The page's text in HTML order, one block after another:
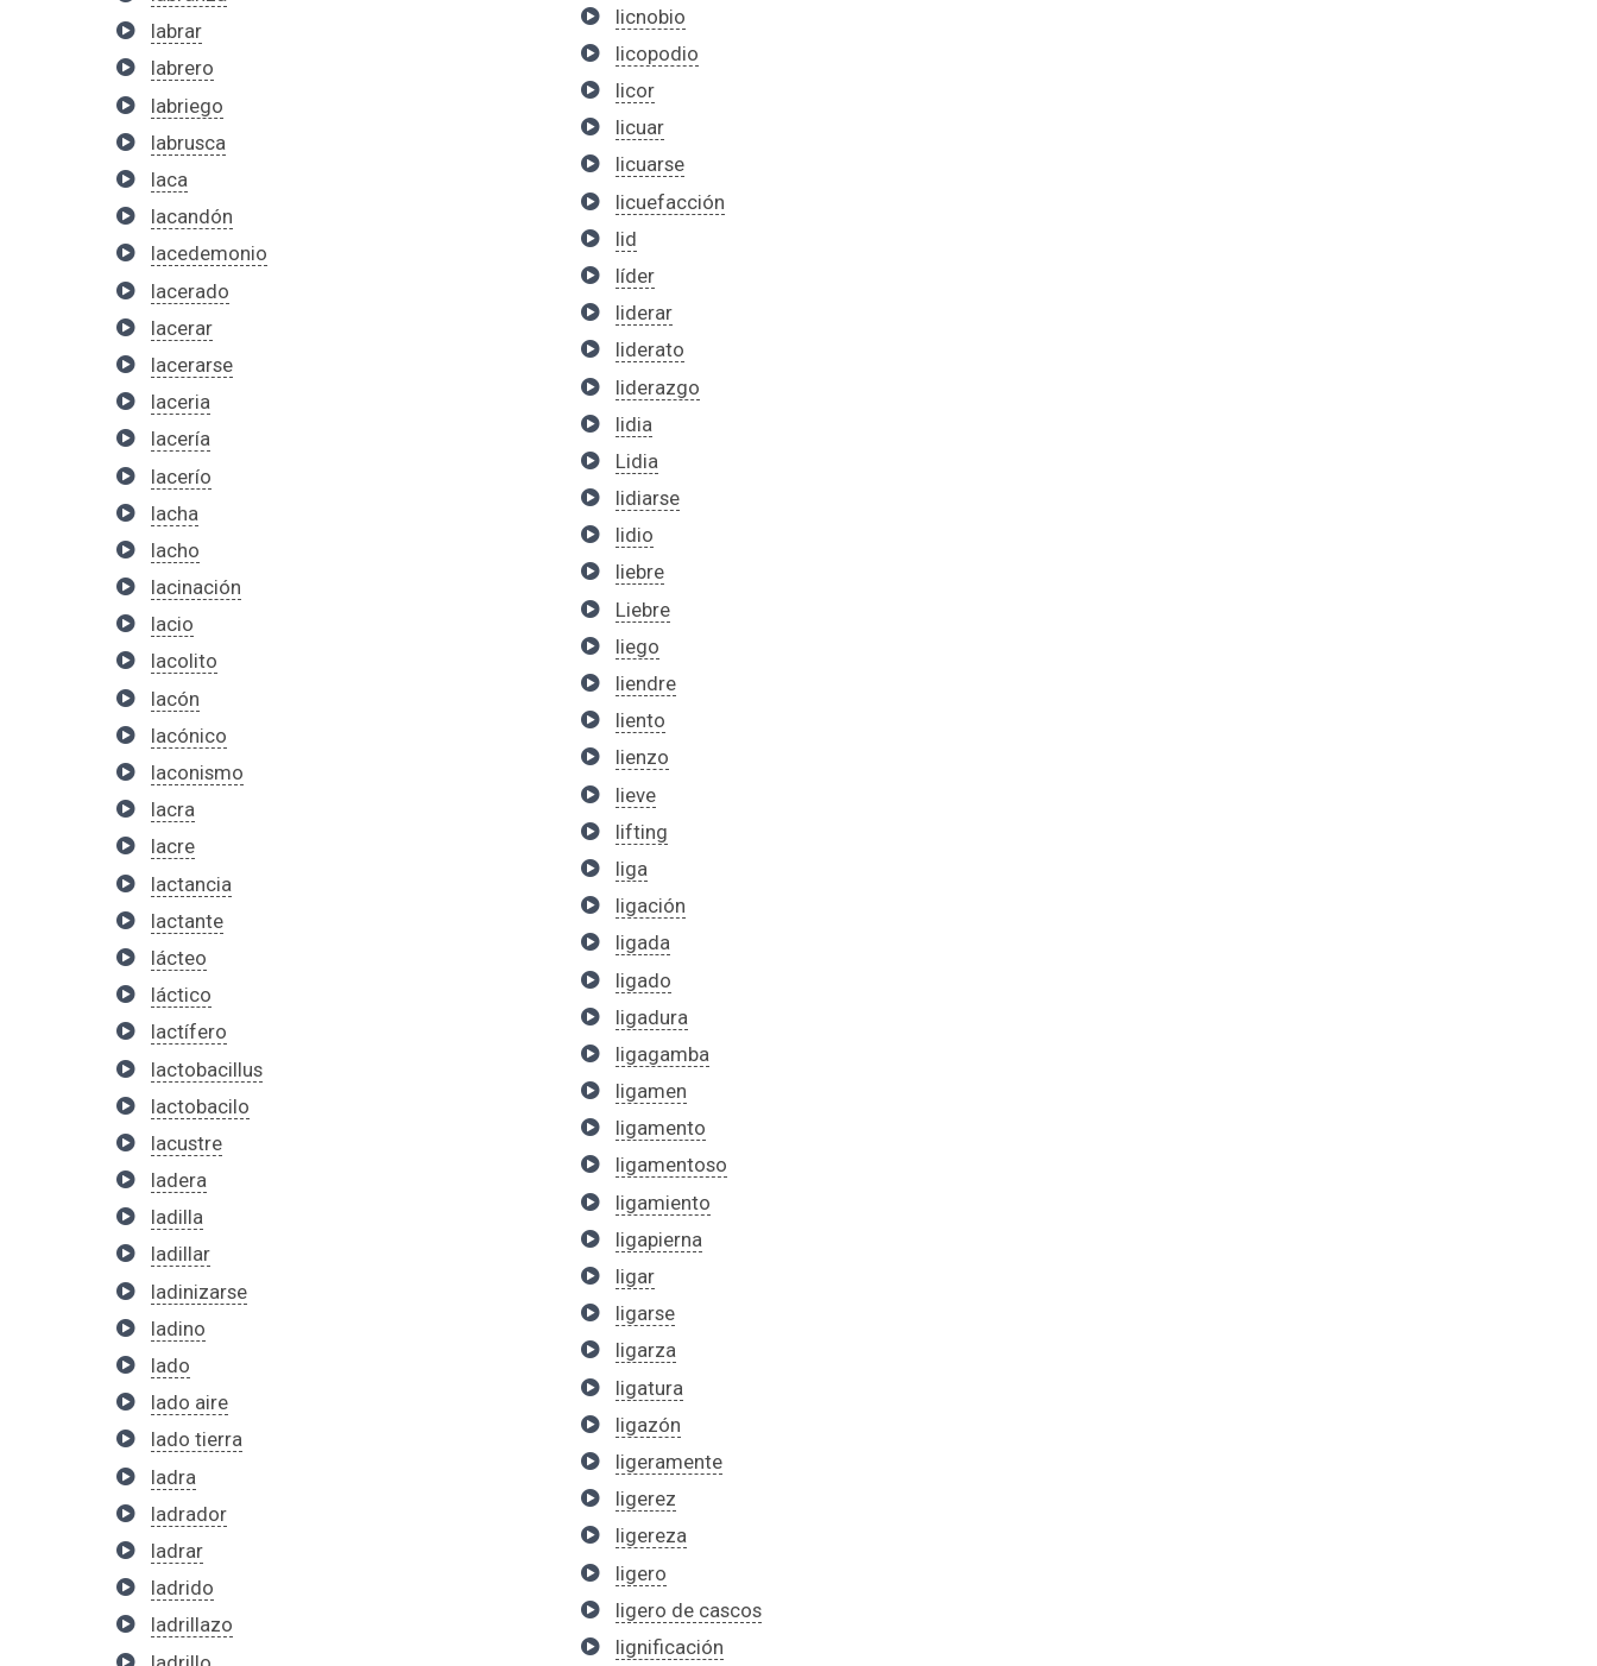
labrar
labrero
labriego
labrusca
laca
lacandón
lacedemonio
lacerado
lacerar
lacerarse
laceria
lacería
lacerío
lacha
lacho
lacinación
lacio
lacolito
lacón
lacónico
laconismo
lacra
lacre
lactancia
lactante
lácteo
láctico
lactífero
lactobacillus
lactobacilo
lacustre
ladera
ladilla
ladillar
ladinizarse
ladino
lado
lado aire
lado tierra
ladra
ladrador
ladrar
ladrido
ladrillazo
licnobio
licopodio
licor
licuar
licuarse
licuefacción
lid
líder
liderar
liderato
liderazgo
lidia
Lidia
lidiarse
lidio
liebre
Liebre
liego
liendre
liento
lienzo
lieve
lifting
liga
ligación
ligada
ligado
ligadura
ligagamba
ligamen
ligamento
ligamentoso
ligamiento
ligapierna
ligar
ligarse
ligarza
ligatura
ligazón
ligeramente
ligerez
ligereza
ligero
ligero de cascos
lignificación